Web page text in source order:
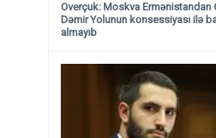
Overçuk: Moskva Ermənistandan
Dəmir Yolunun konsessiyası ilə
almayıb